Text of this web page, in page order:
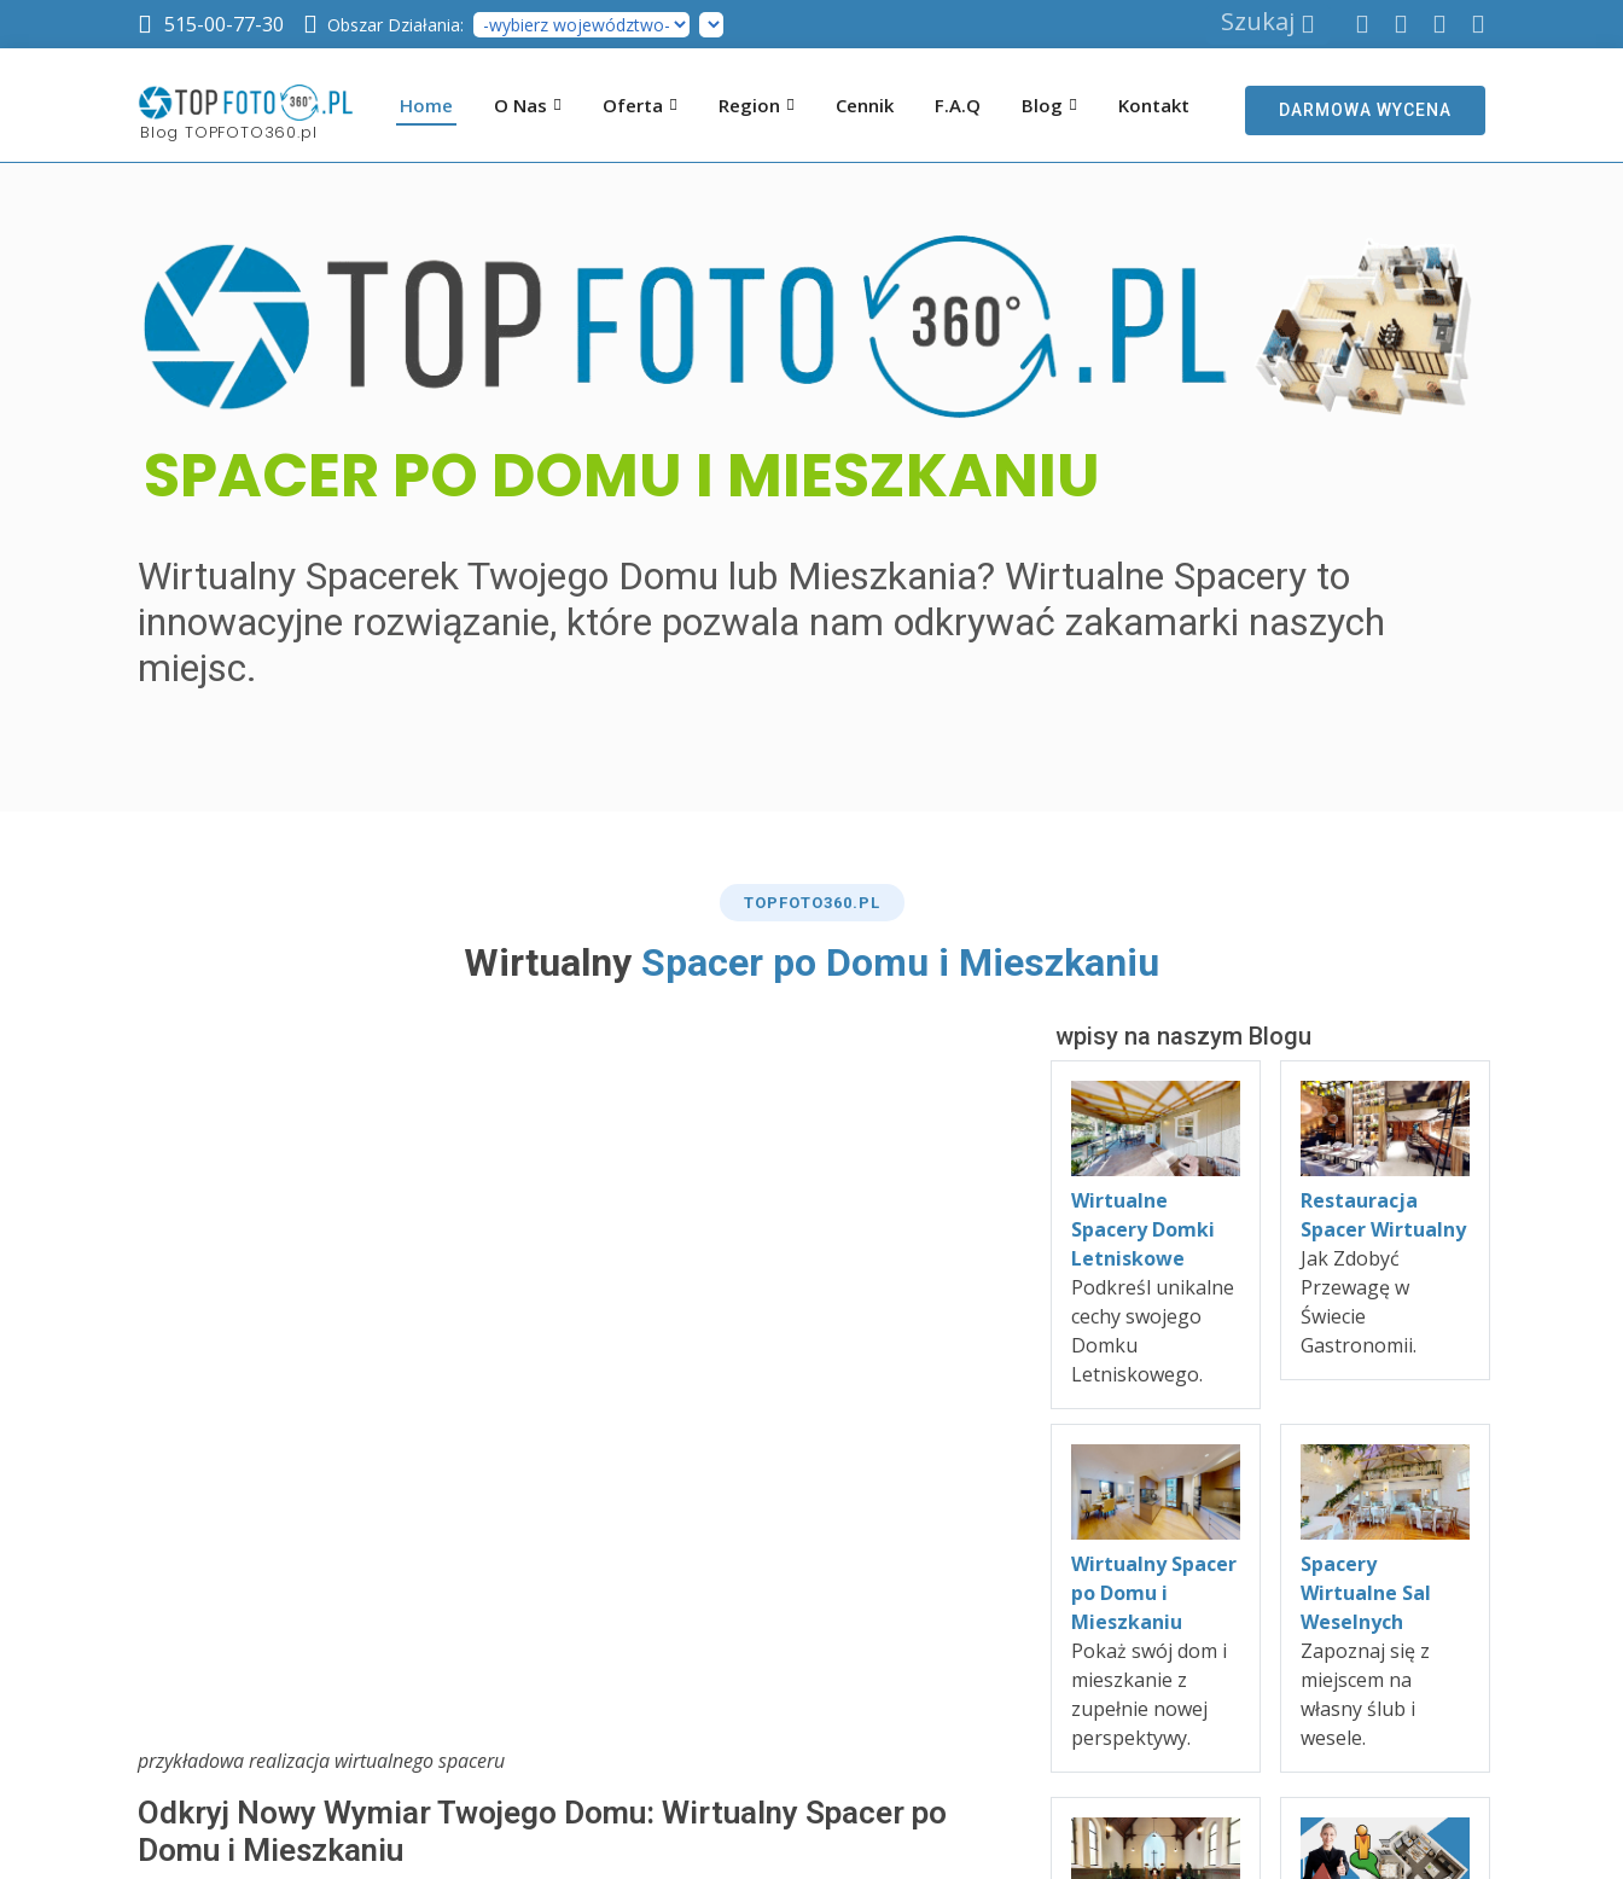
515-00-77-30 Obszar Działania: Szukaj
Blog TOPFOTO360.pl
Home O Nas Oferta Region Cennik F.A.Q Blog Kontakt DARMOWA WYCENA
SPACER PO DOMU I MIESZKANIU
Wirtualny Spacerek Twojego Domu lub Mieszkania? Wirtualne Spacery to
innowacyjne rozwiązanie, które pozwala nam odkrywać zakamarki naszych
miejsc.
TOP FOTO360.PL
Wirtualny Spacer po Domu i Mieszkaniu
przykładowa realizacja wirtualnego spaceru
Odkryj Nowy Wymiar Twojego Domu: Wirtualny Spacer po
Domu i Mieszkaniu
wpisy na naszym Blogu
Wirtualne
Spacery Domki
Letniskowe
Podkreśl unikalne
cechy swojego
Domku
Letniskowego.
Restauracja
Spacer Wirtualny
Jak Zdobyć
Przewagę w
Świecie
Gastronomii.
Wirtualny Spacer
po Domu i
Mieszkaniu
Pokaż swój dom i
mieszkanie z
zupełnie nowej
perspektywy.
Spacery
Wirtualne Sal
Weselnych
Zapoznaj się z
miejscem na
własny ślub i
wesele.